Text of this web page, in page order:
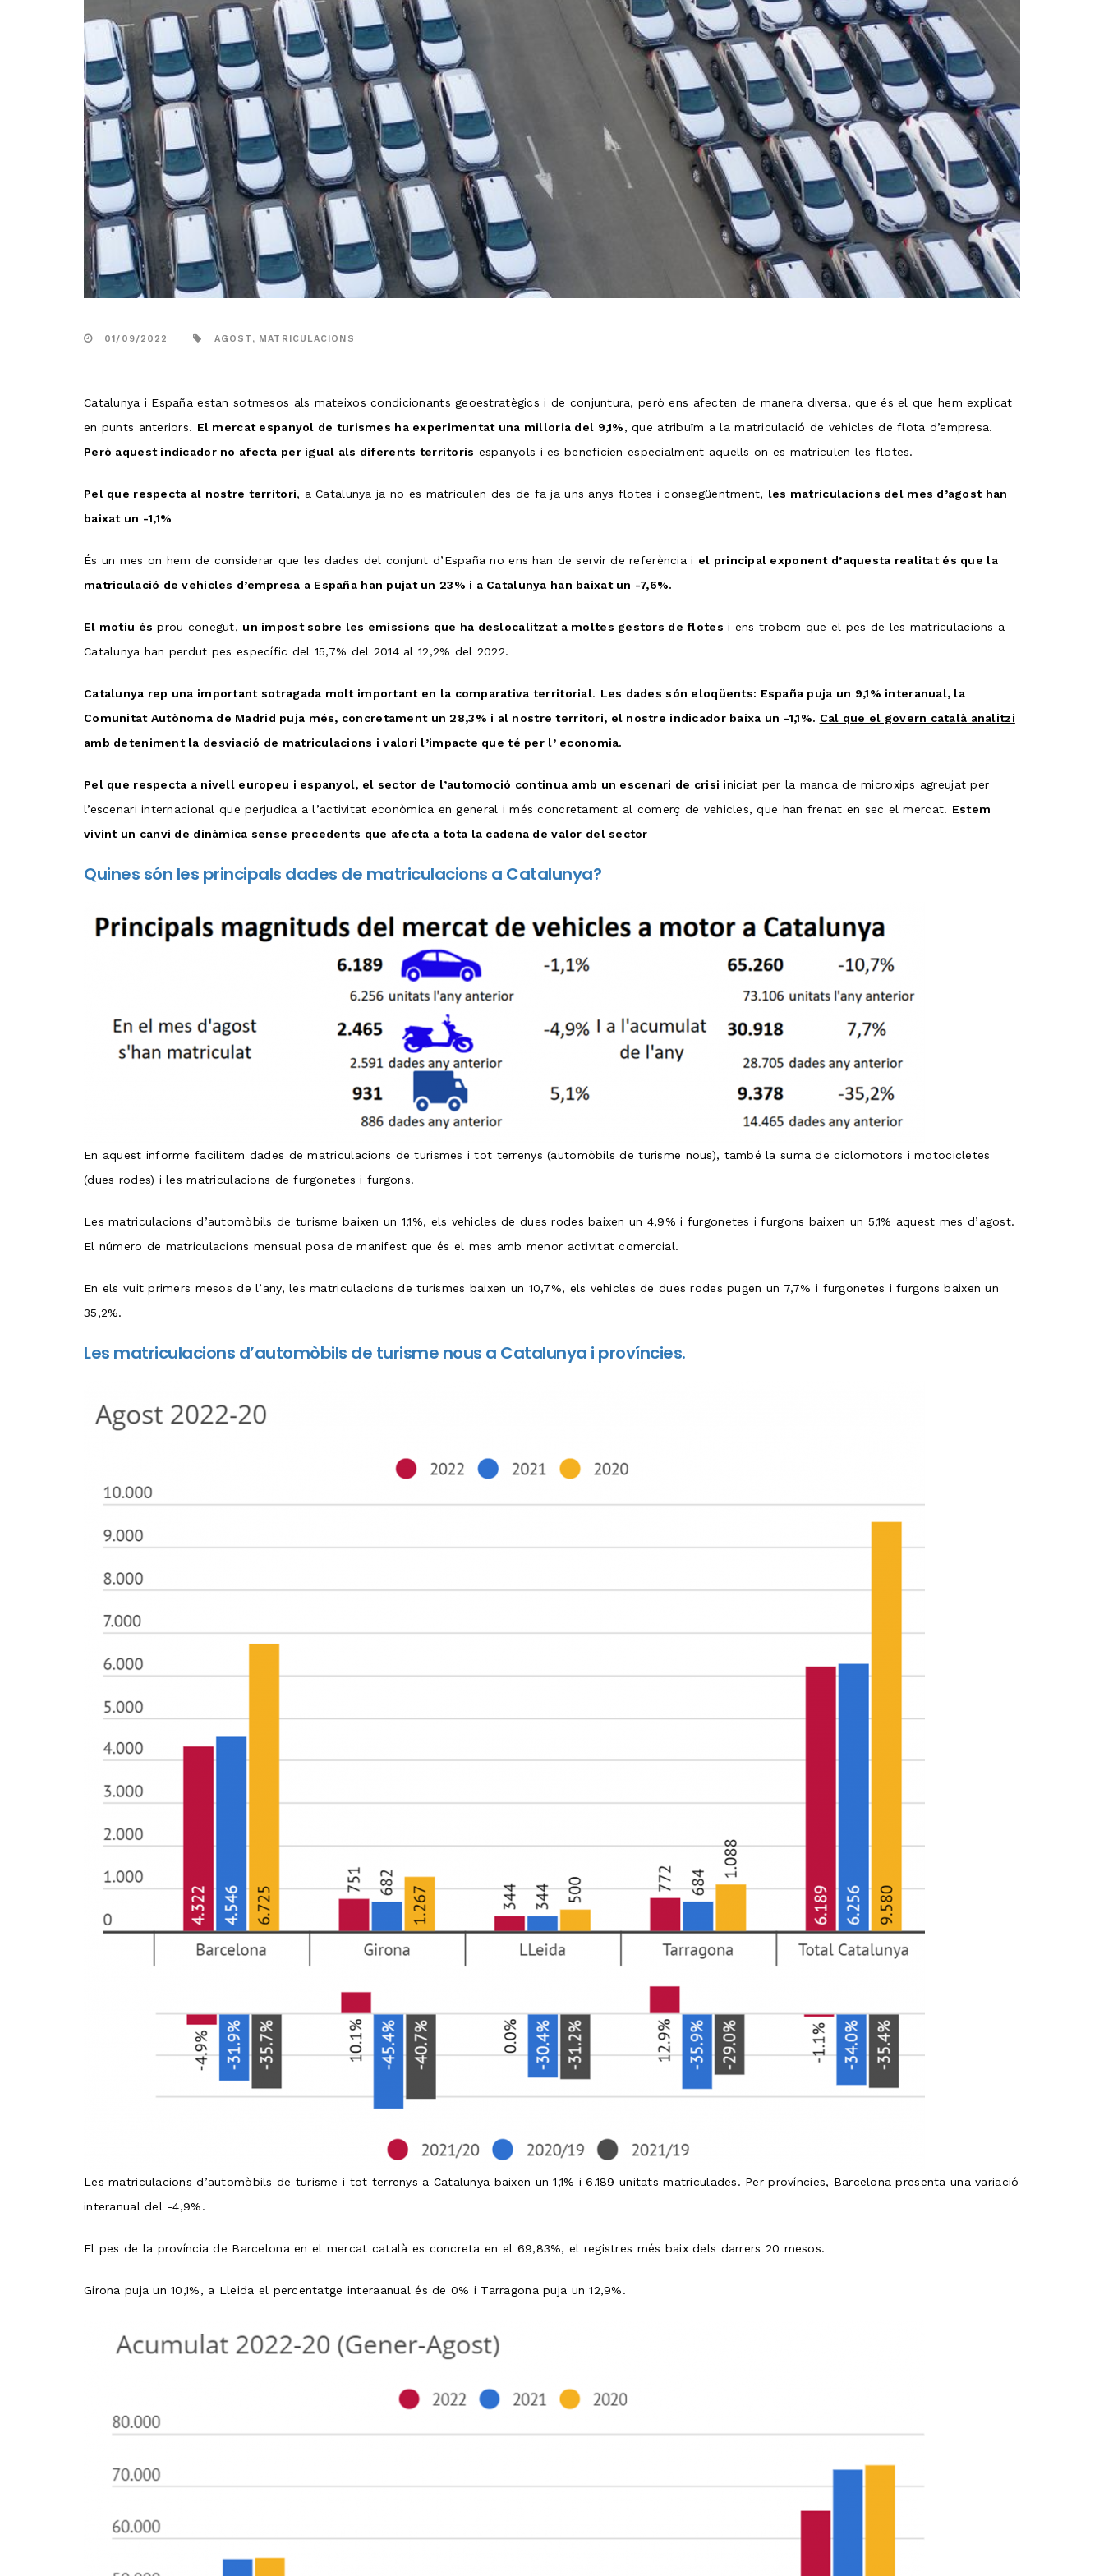
01/09/2022 AGOST , MATRICULACIONS
Catalunya i España estan sotmesos als mateixos condicionants geoestratègics i de conjuntura, però ens afecten de manera diversa, que és el que hem explicat
en punts anteriors. El mercat espanyol de turismes ha experimentat una milloria del 9,1%, que atribuïm a la matriculació de vehicles de flota d’empresa.
Però aquest indicador no afecta per igual als diferents territoris espanyols i es beneficien especialment aquells on es matriculen les flotes.
Pel que respecta al nostre territori, a Catalunya ja no es matriculen des de fa ja uns anys flotes i consegüentment, les matriculacions del mes d’agost han
baixat un -1,1%
És un mes on hem de considerar que les dades del conjunt d’España no ens han de servir de referència i el principal exponent d’aquesta realitat és que la
matriculació de vehicles d’empresa a España han pujat un 23% i a Catalunya han baixat un -7,6%.
El motiu és prou conegut, un impost sobre les emissions que ha deslocalitzat a moltes gestors de flotes i ens trobem que el pes de les matriculacions a
Catalunya han perdut pes específic del 15,7% del 2014 al 12,2% del 2022.
Catalunya rep una important sotragada molt important en la comparativa territorial. Les dades són eloqüents: España puja un 9,1% interanual, la
Comunitat Autònoma de Madrid puja més, concretament un 28,3% i al nostre territori, el nostre indicador baixa un -1,1%. Cal que el govern català analitzi
amb deteniment la desviació de matriculacions i valori l’impacte que té per l’ economia.
Pel que respecta a nivell europeu i espanyol, el sector de l’automoció continua amb un escenari de crisi iniciat per la manca de microxips agreujat per
l’escenari internacional que perjudica a l’activitat econòmica en general i més concretament al comerç de vehicles, que han frenat en sec el mercat. Estem
vivint un canvi de dinàmica sense precedents que afecta a tota la cadena de valor del sector
Quines són les principals dades de matriculacions a Catalunya?
En aquest informe facilitem dades de matriculacions de turismes i tot terrenys (automòbils de turisme nous), també la suma de ciclomotors i motocicletes
(dues rodes) i les matriculacions de furgonetes i furgons.
Les matriculacions d’automòbils de turisme baixen un 1,1%, els vehicles de dues rodes baixen un 4,9% i furgonetes i furgons baixen un 5,1% aquest mes d’agost.
El número de matriculacions mensual posa de manifest que és el mes amb menor activitat comercial.
En els vuit primers mesos de l’any, les matriculacions de turismes baixen un 10,7%, els vehicles de dues rodes pugen un 7,7% i furgonetes i furgons baixen un
35,2%.
Les matriculacions d’automòbils de turisme nous a Catalunya i províncies.
Les matriculacions d’automòbils de turisme i tot terrenys a Catalunya baixen un 1,1% i 6.189 unitats matriculades. Per províncies, Barcelona presenta una variació
interanual del -4,9%.
El pes de la província de Barcelona en el mercat català es concreta en el 69,83%, el registres més baix dels darrers 20 mesos.
Girona puja un 10,1%, a Lleida el percentatge interaanual és de 0% i Tarragona puja un 12,9%.